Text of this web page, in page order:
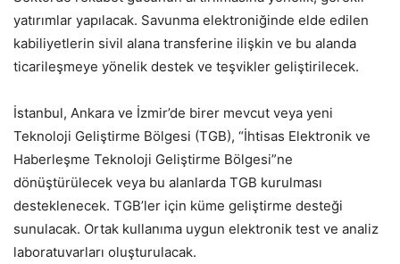
yatırımlar yapılacak. Savunma elektroniğinde elde edilen
kabiliyetlerin sivil alana transferine ilişkin ve bu alanda
ticarileşmeye yönelik destek ve teşvikler geliştirilecek.
İstanbul, Ankara ve İzmir’de birer mevcut veya yeni
Teknoloji Geliştirme Bölgesi (TGB), “İhtisas Elektronik ve
Haberleşme Teknoloji Geliştirme Bölgesi”ne
dönüştürülecek veya bu alanlarda TGB kurulması
desteklenecek. TGB’ler için küme geliştirme desteği
sunulacak. Ortak kullanıma uygun elektronik test ve analiz
laboratuvarları oluşturulacak.